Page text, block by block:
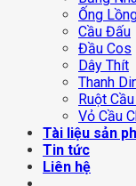
Ống
Cầu Đấu
Đầu Cos
Dây Thít
Thanh
Ruột
Vỏ Cầu
Tài liệu sản
Tin tức
Liên hệ